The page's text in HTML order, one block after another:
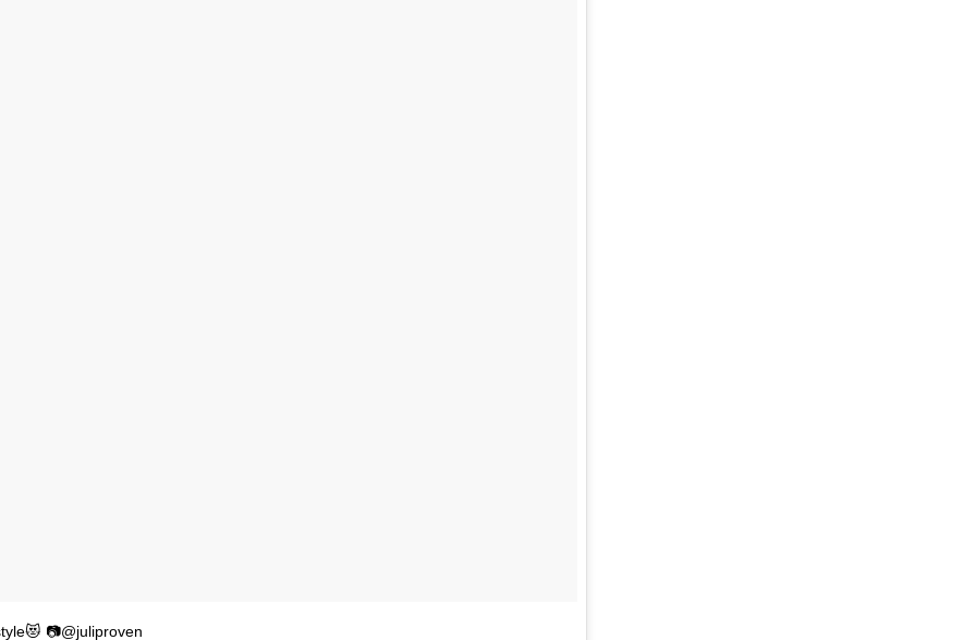
📷@juliproven